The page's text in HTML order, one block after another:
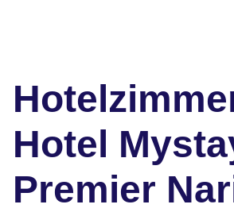
Hotel
Premier